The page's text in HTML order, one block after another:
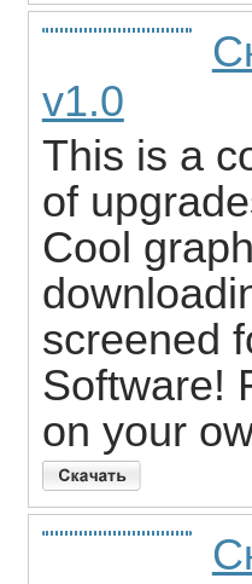
v1.0
This is a
of
Cool
screened
Software!
on your